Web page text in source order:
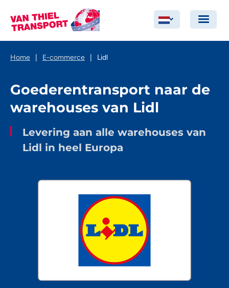
Home E-commerce Lidl
Goederentransport naar de
warehouses van Lidl
Levering aan alle warehouses van
Lidl in heel Europa